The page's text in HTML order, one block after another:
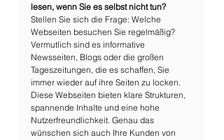
lesen, wenn Sie es selbst nicht tun?
Stellen Sie sich die Frage: Welche
Webseiten besuchen Sie regelmäßig?
Vermutlich sind es informative
Newsseiten, Blogs oder die großen
Tageszeitungen, die es schaffen, Sie
immer wieder auf ihre Seiten zu locken.
Diese Webseiten bieten klare Strukturen,
spannende Inhalte und eine hohe
Nutzerfreundlichkeit. Genau das
wünschen sich auch Ihre Kunden von